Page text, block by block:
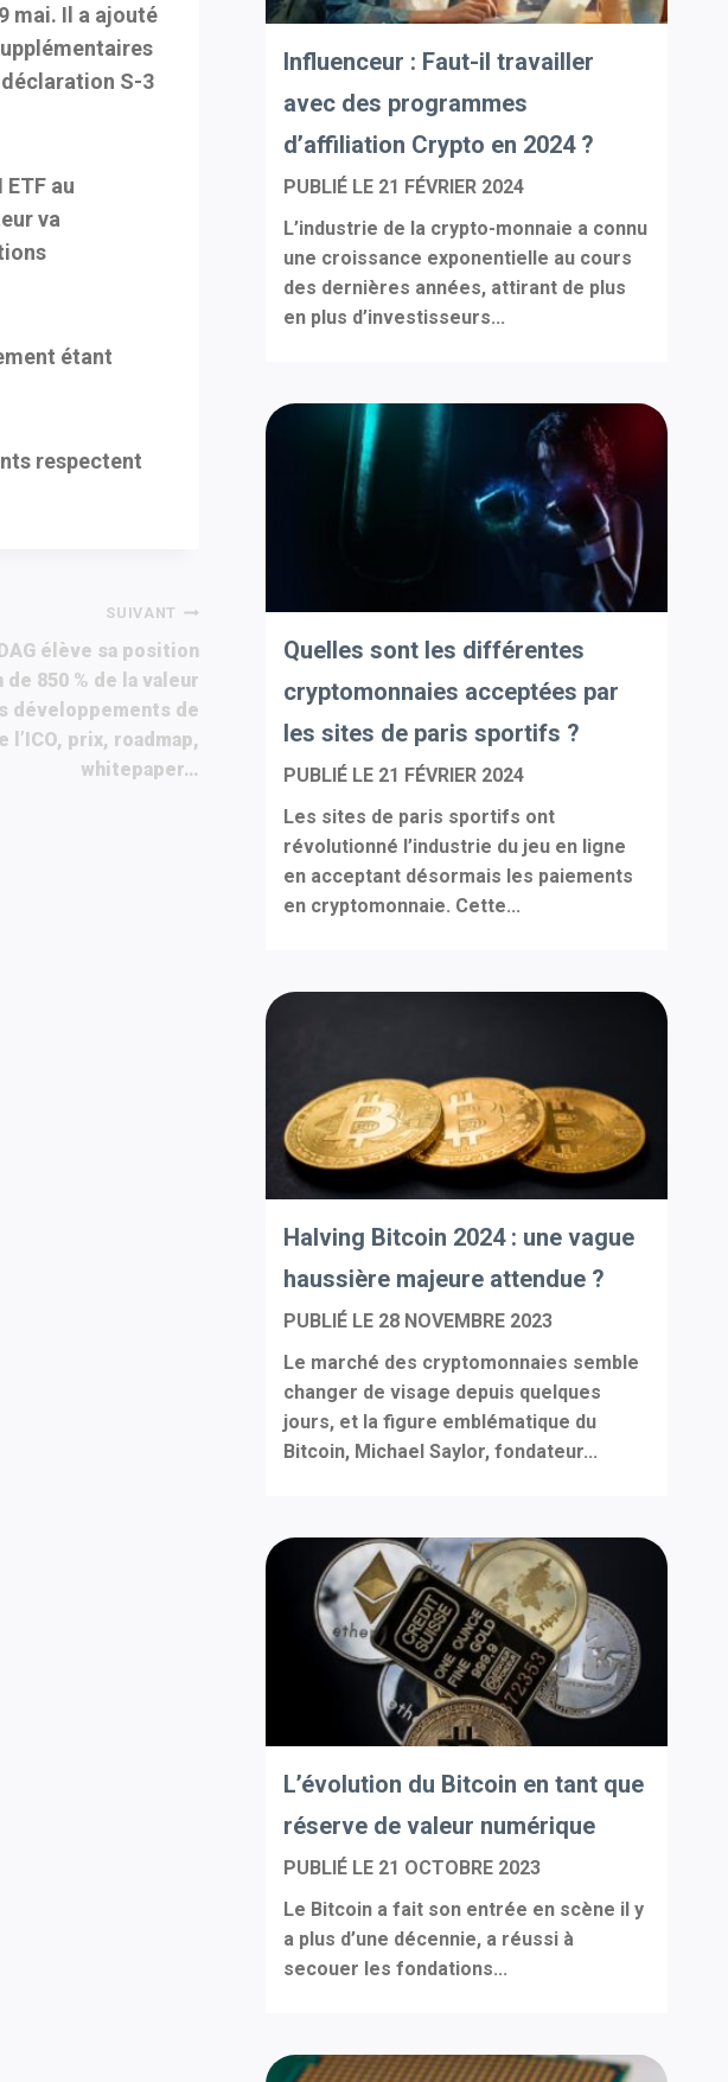
mai. Il a ajouté
S-3
au
va
étant
respectent
SUIVANT
élève sa position
850 % de la valeur
développements de
prix, roadmap,
whitepaper…
Influenceur : Faut-il travailler
avec des programmes
d’affiliation Crypto en 2024 ?
PUBLIÉ LE 21 FÉVRIER 2024
L’industrie de la crypto-monnaie a connu
une croissance exponentielle au cours
des dernières années, attirant de plus
en plus d’investisseurs...
Quelles sont les différentes
cryptomonnaies acceptées par
les sites de paris sportifs ?
PUBLIÉ LE 21 FÉVRIER 2024
Les sites de paris sportifs ont
révolutionné l’industrie du jeu en ligne
en acceptant désormais les paiements
en cryptomonnaie. Cette...
Halving Bitcoin 2024 : une vague
haussière majeure attendue ?
PUBLIÉ LE 28 NOVEMBRE 2023
Le marché des cryptomonnaies semble
changer de visage depuis quelques
jours, et la figure emblématique du
Bitcoin, Michael Saylor, fondateur...
L’évolution du Bitcoin en tant que
réserve de valeur numérique
PUBLIÉ LE 21 OCTOBRE 2023
Le Bitcoin a fait son entrée en scène il y
a plus d’une décennie, a réussi à
secouer les fondations...